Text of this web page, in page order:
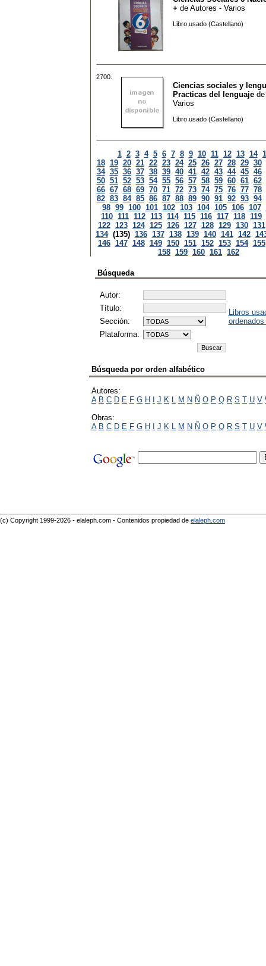
+ de Autores - Varios
Libro usado (Castellano)
2700.
Ciencias sociales y
Practicas del lenguaje de
Varios
Libro usado (Castellano)
1 2 3 4 5 6 7 8 9 10 11 12 13 14
18 19 20 21 22 23 24 25 26 27 28 29 30
34 35 36 37 38 39 40 41 42 43 44 45 46
50 51 52 53 54 55 56 57 58 59 60 61 62
66 67 68 69 70 71 72 73 74 75 76 77 78
82 83 84 85 86 87 88 89 90 91 92 93 94
98 99 100 101 102 103 104 105 106 107
110 111 112 113 114 115 116 117 118 119
122 123 124 125 126 127 128 129 130 131
134 (135) 136 137 138 139 140 141 142
146 147 148 149 150 151 152 153 154 155
158 159 160 161 162
Búsqueda
Autor:
Título:
Sección:
Plataforma:
Libros
Búsqueda por orden alfabético
Autores:
A B C D E F G H I J K L M N Ñ O P Q R S T U V
Obras:
A B C D E F G H I J K L M N Ñ O P Q R S T U V
(c) Copyright 1999-2026 - elaleph.com - Contenidos propiedad de elaleph.com